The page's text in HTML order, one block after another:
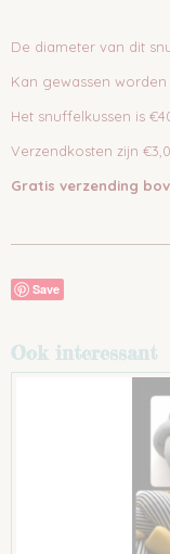
De diameter van dit
Kan gewassen
Het snuffelkussen is
Verzendkosten zijn
Gratis verzending
Save
Ook interessant